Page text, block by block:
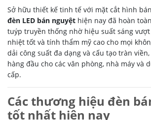
Sở hữu thiết kế tinh tế với mặt cắt hình
đèn LED bán nguyệt hiện nay đã hoàn
tuýp truyền thống nhờ hiệu suất sáng
nhiệt tốt và tính thẩm mỹ cao cho mọi
dải công suất đa dạng và cấu tạo tràn
hàng đầu cho các văn phòng, nhà máy và
cấp.
Các thương hiệu đèn
tốt nhất hiện nay